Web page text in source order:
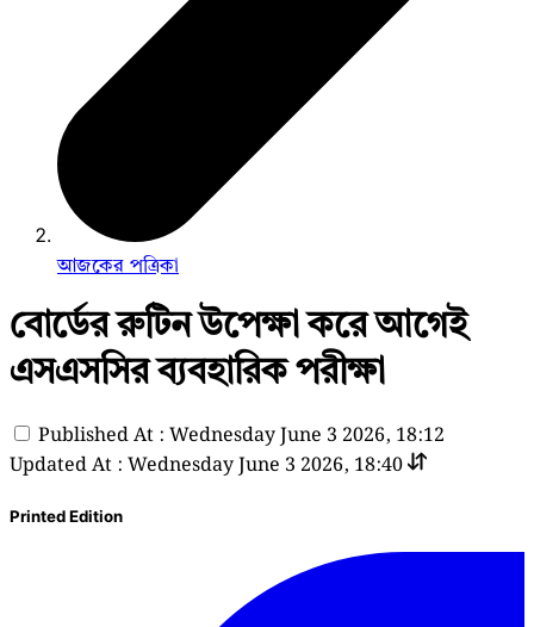
আজকের পত্রিকা
বোর্ডের রুটিন উপেক্ষা করে আগেই
এসএসসির ব্যবহারিক পরীক্ষা
Published At : Wednesday June 3 2026, 18:12
Updated At : Wednesday June 3 2026, 18:40
Printed Edition